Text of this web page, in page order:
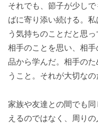
それでも、節子が少し
ばに寄り添い続ける。
う気持ちのことだと思
相手のことを思い、相
品から学んだ。相手の
うこと。それが大切なの
家族や友達との間でも
えるのではなく、周り